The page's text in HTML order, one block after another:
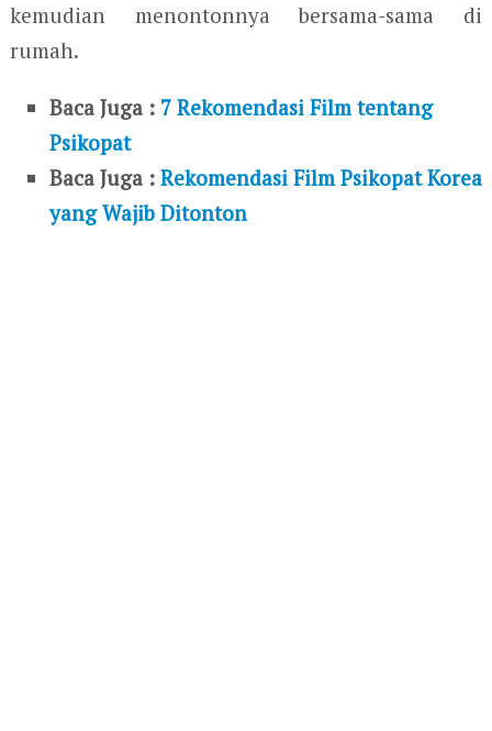
kemudian menontonnya bersama-sama di
rumah.
Baca Juga : 7 Rekomendasi Film tentang
Psikopat
Baca Juga :Rekomendasi Film Psikopat Korea
yang Wajib Ditonton